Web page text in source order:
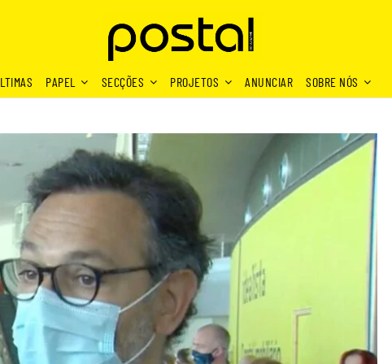
PAPEL SECÇÕES PROJETOS ANUNCIAR SOBRE NÓS